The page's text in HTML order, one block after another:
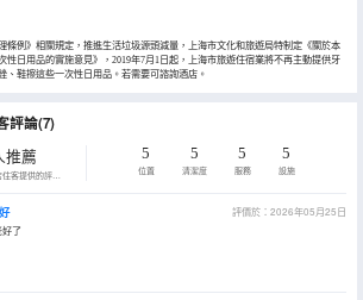
條例》相關規定，推進生活垃圾源頭減量，上海市文化和旅遊局特制定《關於本
性日用品的實施意見》，2019年7月1日起，上海市旅遊住宿業將不再主動提供牙
、鞋擦這些一次性日用品。若需要可諮詢酒店。
評論(7)
推薦
永安旅遊評價由真實酒店住客提供的評價。
5
位置
5
清潔度
5
服務
5
設施
評價於：2026年05月25日
了